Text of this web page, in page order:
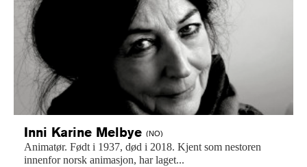
Inni Karine Melbye (NO)
Animatør. Født i 1937, død i 2018. Kjent som nestoren
innenfor norsk animasjon, har laget...